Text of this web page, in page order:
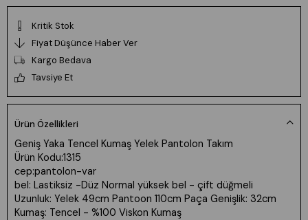
Kritik Stok
Fiyat Düşünce Haber Ver
Kargo Bedava
Tavsiye Et
Ürün Özellikleri
Geniş Yaka Tencel Kumaş Yelek Pantolon Takım
Ürün Kodu:1315
cep:pantolon-var
bel: Lastiksiz -Düz Normal yüksek bel - çift düğmeli
Uzunluk: Yelek 49cm Pantoon 110cm Paça Genişlik: 32cm
Kumaş: Tencel - %100 Viskon Kumaş